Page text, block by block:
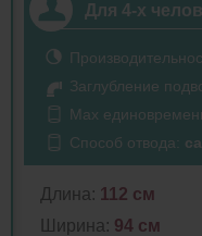
Для 4-х
Заглубление
Max
Способ отвода:
Длина: 112 см
Ширина: 94 см